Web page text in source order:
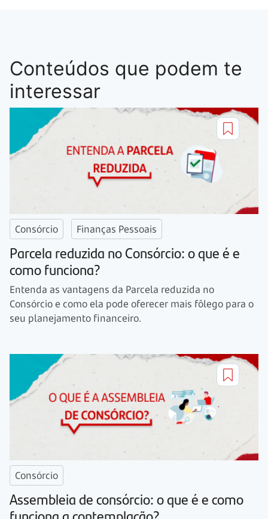
Conteúdos que podem te
interessar
Consórcio Finanças Pessoais
Parcela reduzida no Consórcio: o que é e
como funciona?
Entenda as vantagens da Parcela reduzida no
Consórcio e como ela pode oferecer mais fôlego para o
seu planejamento financeiro.
Consórcio
Assembleia de consórcio: o que é e como